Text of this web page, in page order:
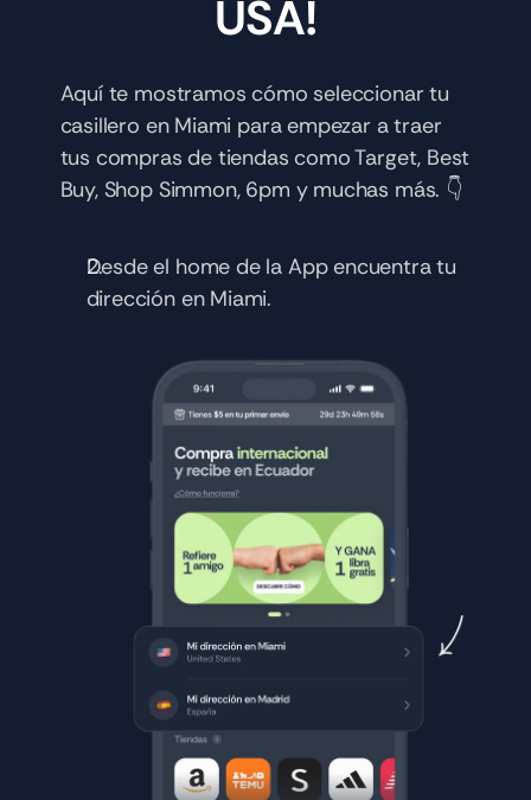
USA!
Aquí te mostramos cómo seleccionar tu
casillero en Miami para empezar a traer
tus compras de tiendas como Target, Best
Buy, Shop Simmon, 6pm y muchas más. 👇
Desde el home de la App encuentra tu
dirección en Miami.